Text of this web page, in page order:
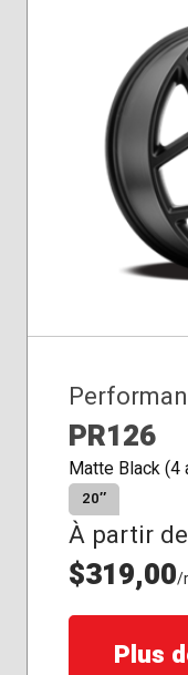
PR126
Matte Black (4
20″
À partir de
$319,00/
Plus